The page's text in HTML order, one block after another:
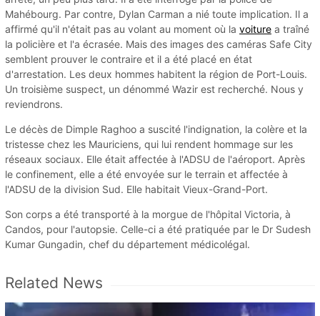
Mahébourg. Par contre, Dylan Carman a nié toute implication. Il a
affirmé qu'il n'était pas au volant au moment où la voiture a traîné
la policière et l'a écrasée. Mais des images des caméras Safe City
semblent prouver le contraire et il a été placé en état
d'arrestation. Les deux hommes habitent la région de Port-Louis.
Un troisième suspect, un dénommé Wazir est recherché. Nous y
reviendrons.
Le décès de Dimple Raghoo a suscité l'indignation, la colère et la
tristesse chez les Mauriciens, qui lui rendent hommage sur les
réseaux sociaux. Elle était affectée à l'ADSU de l'aéroport. Après
le confinement, elle a été envoyée sur le terrain et affectée à
l'ADSU de la division Sud. Elle habitait Vieux-Grand-Port.
Son corps a été transporté à la morgue de l'hôpital Victoria, à
Candos, pour l'autopsie. Celle-ci a été pratiquée par le Dr Sudesh
Kumar Gungadin, chef du département médicolégal.
Related News